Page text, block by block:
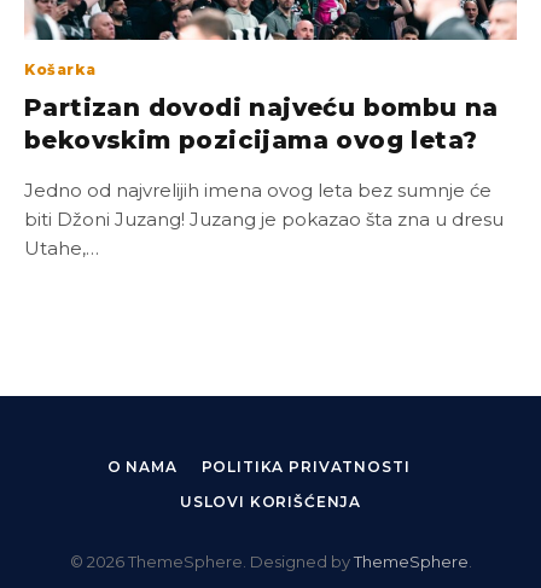
Košarka
Partizan dovodi najveću bombu na
bekovskim pozicijama ovog leta?
Jedno od najvrelijih imena ovog leta bez sumnje će
biti Džoni Juzang! Juzang je pokazao šta zna u dresu
Utahe,…
O NAMA
POLITIKA PRIVATNOSTI
USLOVI KORIŠĆENJA
© 2026 ThemeSphere. Designed byThemeSphere